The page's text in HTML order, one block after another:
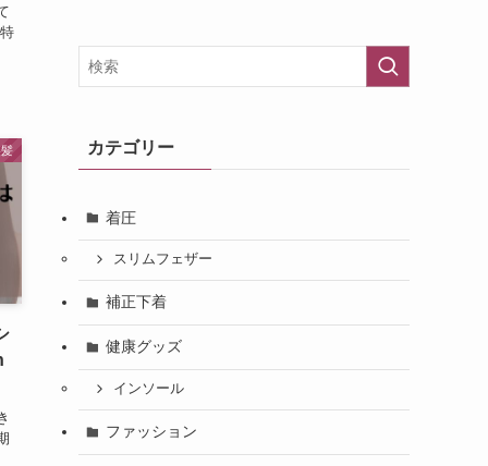
カテゴリー
着圧
スリムフェザー
補正下着
健康グッズ
インソール
ファッション